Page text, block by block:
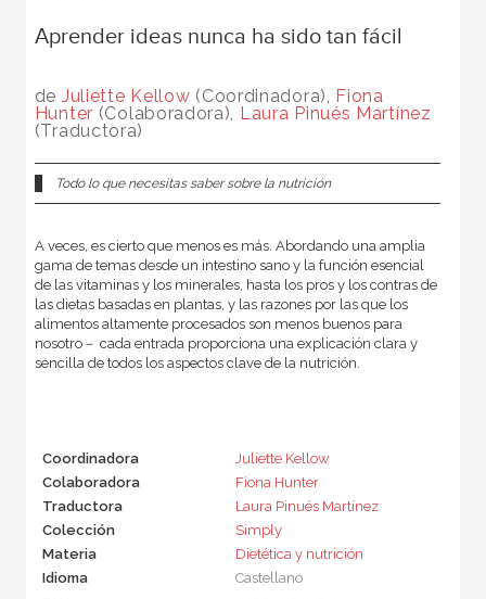
Aprender ideas nunca ha sido tan fácil
de Juliette Kellow (Coordinadora), Fiona
Hunter (Colaboradora), Laura Pinués Martínez
(Traductora)
Todo lo que necesitas saber sobre la nutrición
A veces, es cierto que menos es más. Abordando una amplia
gama de temas desde un intestino sano y la función esencial
de las vitaminas y los minerales, hasta los pros y los contras de
las dietas basadas en plantas, y las razones por las que los
alimentos altamente procesados son menos buenos para
nosotro－ cada entrada proporciona una explicación clara y
sencilla de todos los aspectos clave de la nutrición.
Coordinadora
Juliette Kellow
Colaboradora
Fiona Hunter
Traductora
Laura Pinués Martínez
Colección
Simply
Materia
Dietética y nutrición
Idioma
Castellano